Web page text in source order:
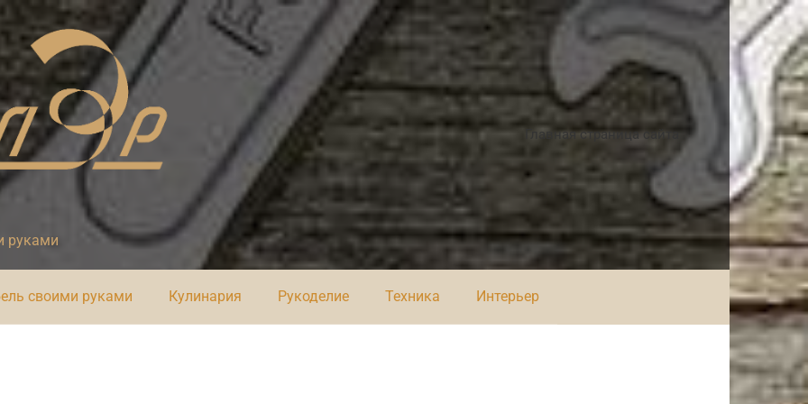
руками
Главная страница сайта
своими руками Кулинария Рукоделие Техника Интерьер